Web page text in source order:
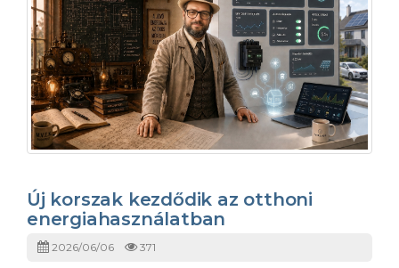
Új korszak kezdődik az otthoni
energiahasználatban
2026/06/06 371